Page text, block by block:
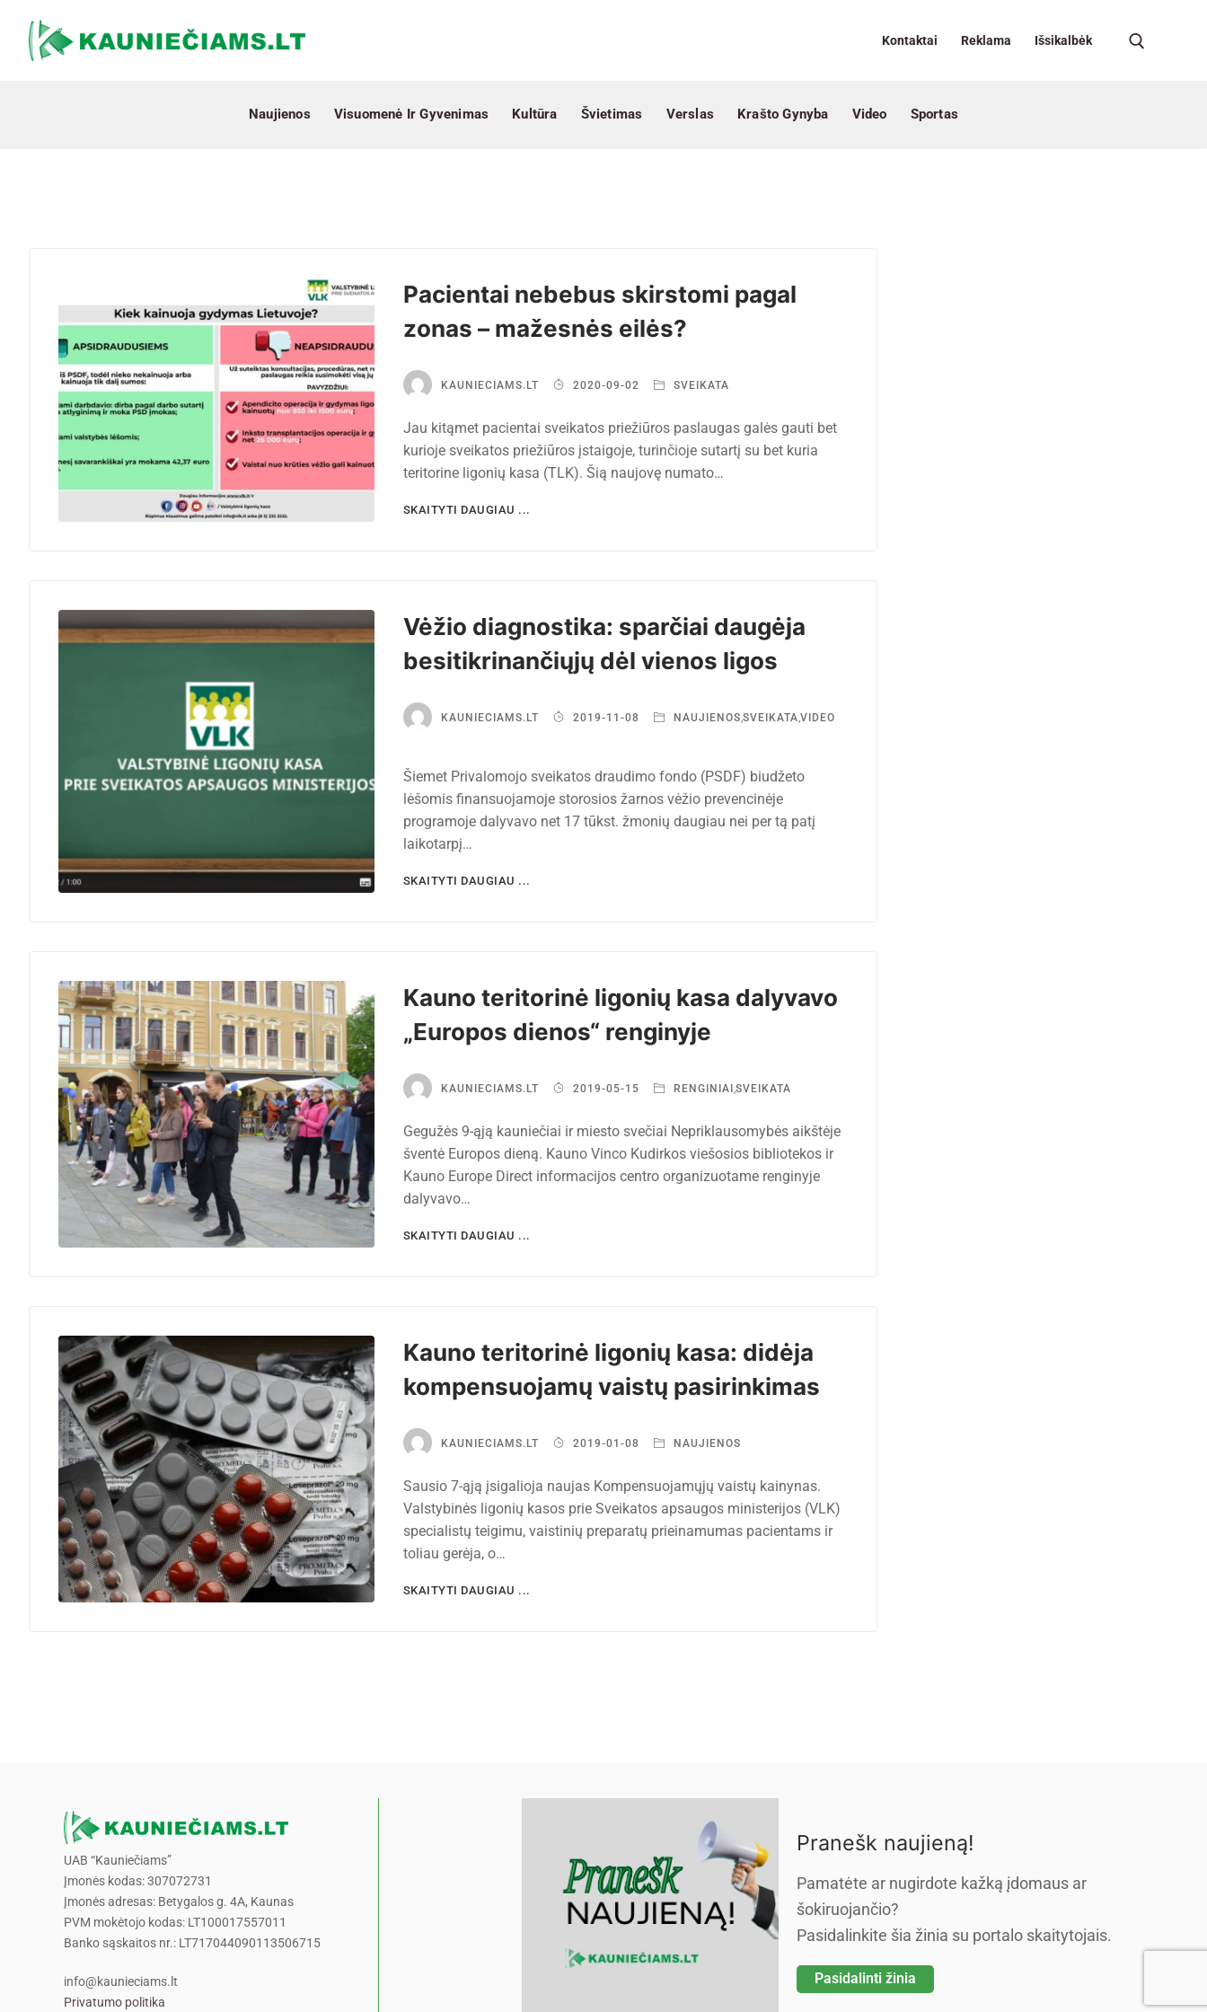
Kontaktai Reklama Išsikalbėk
Naujienos Visuomenė Ir Gyvenimas Kultūra Švietimas Verslas Krašto Gynyba Video Sportas
Pacientai nebebus skirstomi pagal
zonas – mažesnės eilės?
KAUNIECIAMS.LT 2020-09-02 SVEIKATA
Jau kitąmet pacientai sveikatos priežiūros paslaugas galės gauti bet
kurioje sveikatos priežiūros įstaigoje, turinčioje sutartį su bet kuria
teritorine ligonių kasa (TLK). Šią naujovę numato…
SKAITYTI DAUGIAU ...
Vėžio diagnostika: sparčiai daugėja
besitikrinančiųjų dėl vienos ligos
KAUNIECIAMS.LT 2019-11-08 NAUJIENOS,SVEIKATA,VIDEO
Šiemet Privalomojo sveikatos draudimo fondo (PSDF) biudžeto
lėšomis finansuojamoje storosios žarnos vėžio prevencinėje
programoje dalyvavo net 17 tūkst. žmonių daugiau nei per tą patį
laikotarpį…
SKAITYTI DAUGIAU ...
Kauno teritorinė ligonių kasa dalyvavo
„Europos dienos“ renginyje
KAUNIECIAMS.LT 2019-05-15 RENGINIAI ,SVEIKATA
Gegužės 9-ąją kauniečiai ir miesto svečiai Nepriklausomybės aikštėje
šventė Europos dieną. Kauno Vinco Kudirkos viešosios bibliotekos ir
Kauno Europe Direct informacijos centro organizuotame renginyje
dalyvavo…
SKAITYTI DAUGIAU ...
Kauno teritorinė ligonių kasa: didėja
kompensuojamų vaistų pasirinkimas
KAUNIECIAMS.LT 2019-01-08 NAUJIENOS
Sausio 7-ąją įsigalioja naujas Kompensuojamųjų vaistų kainynas.
Valstybinės ligonių kasos prie Sveikatos apsaugos ministerijos (VLK)
specialistų teigimu, vaistinių preparatų prieinamumas pacientams ir
toliau gerėja, o…
SKAITYTI DAUGIAU ...
UAB “Kauniečiams”
Įmonės kodas: 307072731
Įmonės adresas: Betygalos g. 4A, Kaunas
PVM mokėtojo kodas: LT100017557011
Banko sąskaitos nr.: LT717044090113506715
info@kaunieciams.lt
Privatumo politika
Pranešk naujieną!
Pamatėte ar nugirdote kažką įdomaus ar
šokiruojančio?
Pasidalinkite šia žinia su portalo skaitytojais.
Pasidalinti žinia